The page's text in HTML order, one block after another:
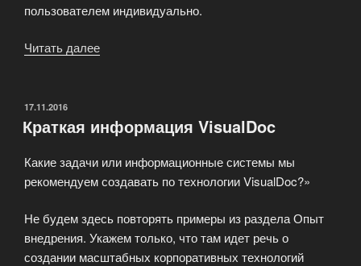
пользователем индивидуально.
Читать далее
VisualDoc»
ОПУБЛИКОВАНО
17.11.2016
Краткая информация VisualDoc
Какие задачи или информационные системы мы
рекомендуем создавать по технологии VisualDoc?»
Не будем здесь повторять примеры из раздела Опыт
внедрения. Укажем только, что там идет речь о
создании масштабных корпоративных технологий